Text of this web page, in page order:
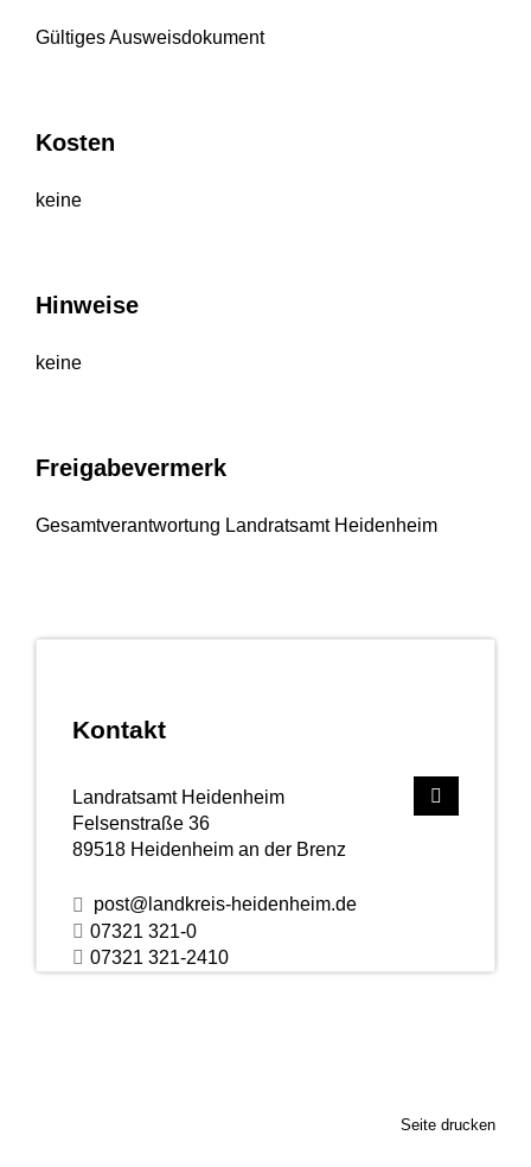
Kontakt
Landratsamt Heidenheim
Felsenstraße 36
89518 Heidenheim an der Brenz
post@landkreis-heidenheim.de
07321 321-0
07321 321-2410
Gültiges Ausweisdokument
Kosten
keine
Hinweise
keine
Freigabevermerk
Gesamtverantwortung Landratsamt Heidenheim
Seite drucken